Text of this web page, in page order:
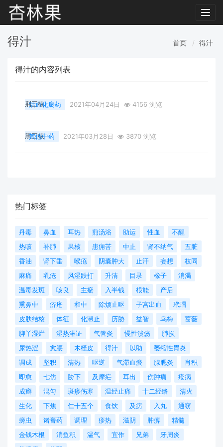
得汁 首页 得汁
得汁的内容列表
荆三棱
活血化瘀药 2021年04月24日 4156 浏览
黑三棱
其他中药 2021年03月28日 3870 浏览
热门标签
丹毒 鼻血 耳热 煎汤浴 助运 性血
不醒
热咳
补肺 果核 患痈苦 中止 肾不纳气
五脏
香油
肾下垂 喉疮 阴囊肿大 止汗 妄想
枝同
麻痛
乳疮 风湿跌打 升清 目录 橡子
消渴
温毒发斑
咳良 主瘀 入半钱 根能
产后
熏鼻中
疥疮 和中 除烦止呕 子宫出血
玳瑁
皮肤结核
体征 化滞止 历胁 益智 乌梅
蔷薇
脚丫湿烂
湿热淋证 气管炎 慢性溃疡
肺损
尿热涩
愈腰 木槿皮 得汁 以助
萎缩性胃炎
调成
坚积 清热 呕逆 气滞血瘀 腺腮炎
肖积
即愈
七仿 胁下 及摩疟 耳出 伤肿痛
疮病
成癣
混匀 斑疹伤寒 温经止痛 十二经络
清火
生化
下焦 仁十五个 食饮 及疠 入丸
通窃
痨虫
诸膏药 调理 疹热 滋阴 肿痹
精髓
金钱木根
消鱼积 温气 宜作 兄弟
牙周炎